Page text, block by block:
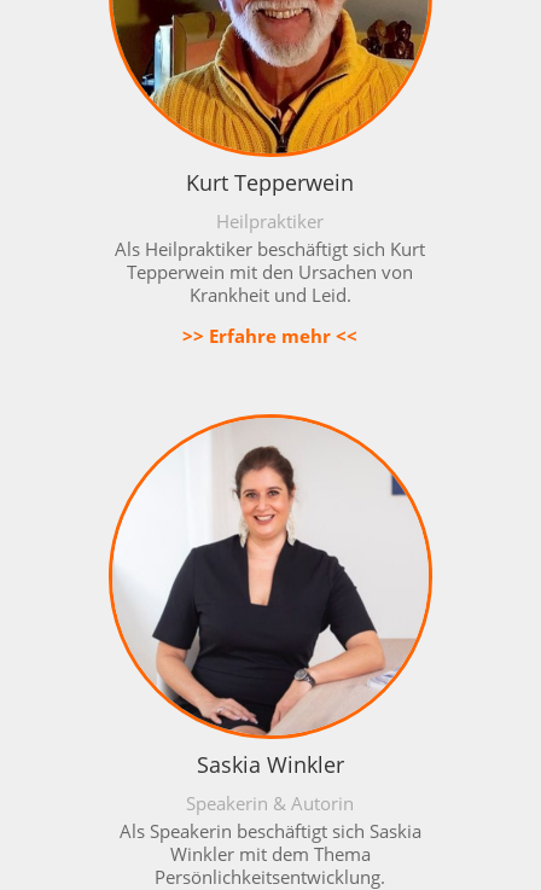
Kurt Tepperwein
Heilpraktiker
Als Heilpraktiker beschäftigt sich Kurt
Tepperwein mit den Ursachen von
Krankheit und Leid.
>> Erfahre mehr <<
Saskia Winkler
Speakerin & Autorin
Als Speakerin beschäftigt sich Saskia
Winkler mit dem Thema
Persönlichkeitsentwicklung.